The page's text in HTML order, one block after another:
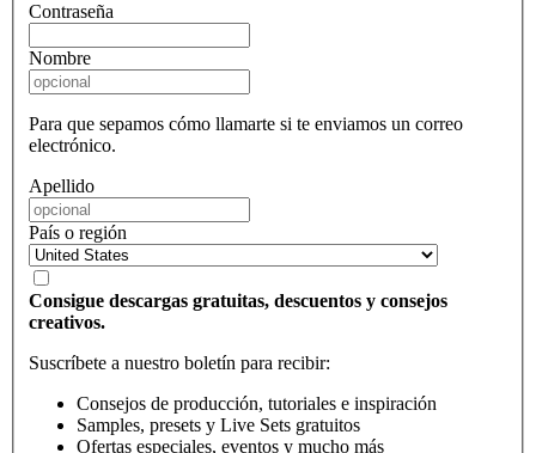
Contraseña
Nombre
Para que sepamos cómo llamarte si te enviamos un correo
electrónico.
Apellido
País o región
Consigue descargas gratuitas, descuentos y consejos
creativos.
Suscríbete a nuestro boletín para recibir:
Consejos de producción, tutoriales e inspiración
Samples, presets y Live Sets gratuitos
Ofertas especiales, eventos y mucho más